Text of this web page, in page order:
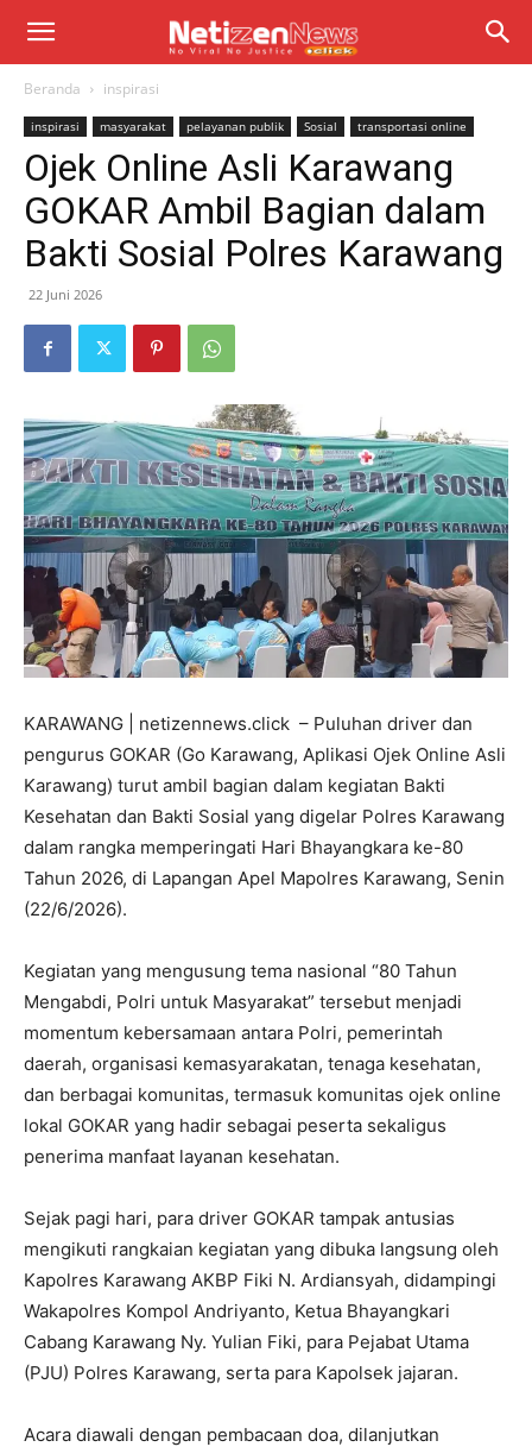
Beranda inspirasi
inspirasi masyarakat pelayanan publik Sosial transportasi online
Ojek Online Asli Karawang
GOKAR Ambil Bagian dalam
Bakti Sosial Polres Karawang
22 Juni 2026
KARAWANG | netizennews.click – Puluhan driver dan
pengurus GOKAR (Go Karawang, Aplikasi Ojek Online Asli
Karawang) turut ambil bagian dalam kegiatan Bakti
Kesehatan dan Bakti Sosial yang digelar Polres Karawang
dalam rangka memperingati Hari Bhayangkara ke-80
Tahun 2026, di Lapangan Apel Mapolres Karawang, Senin
(22/6/2026).
Kegiatan yang mengusung tema nasional “80 Tahun
Mengabdi, Polri untuk Masyarakat” tersebut menjadi
momentum kebersamaan antara Polri, pemerintah
daerah, organisasi kemasyarakatan, tenaga kesehatan,
dan berbagai komunitas, termasuk komunitas ojek online
lokal GOKAR yang hadir sebagai peserta sekaligus
penerima manfaat layanan kesehatan.
Sejak pagi hari, para driver GOKAR tampak antusias
mengikuti rangkaian kegiatan yang dibuka langsung oleh
Kapolres Karawang AKBP Fiki N. Ardiansyah, didampingi
Wakapolres Kompol Andriyanto, Ketua Bhayangkari
Cabang Karawang Ny. Yulian Fiki, para Pejabat Utama
(PJU) Polres Karawang, serta para Kapolsek jajaran.
Acara diawali dengan pembacaan doa, dilanjutkan